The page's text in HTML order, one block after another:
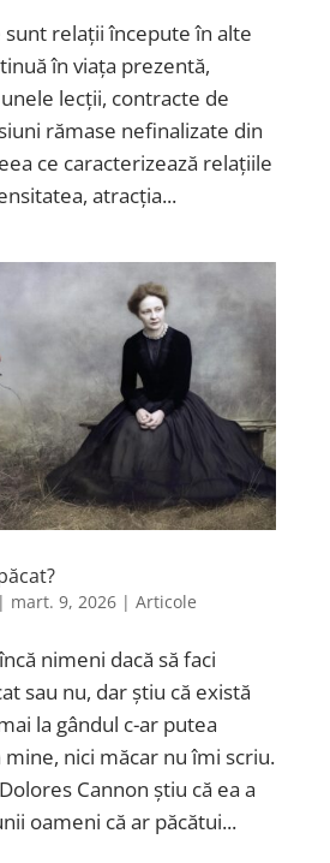
relații începute în alte
în viața prezentă,
lecții, contracte de
rămase nefinalizate din
ce caracterizează relațiile
atracția...
| mart. 9, 2026| Articole
nimeni dacă să faci
sau nu, dar știu că există
la gândul c-ar putea
nici măcar nu îmi scriu.
Cannon știu că ea a
oameni că ar păcătui...